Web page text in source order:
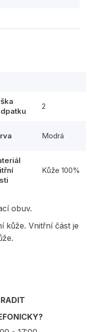
2
Modrá
Kůže 100%
obuv.
kůže. Vnitřní část je